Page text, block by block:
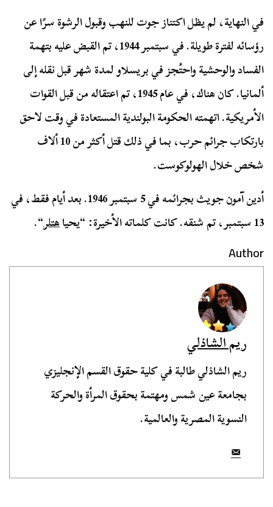
في النهاية، لم يظل اكتناز جوت للنهب وقبول الرشوة سرًا عن
رؤسائه لفترة طويلة. في سبتمبر 1944، تم القبض عليه بتهمة
الفساد والوحشية واحتُجز في بريسلاو لمدة شهر قبل نقله إلى
ألمانيا. كان هناك، في عام 1945، تم اعتقاله من قبل القوات
الأمريكية. اتهمته الحكومة البولندية المستعادة في وقت لاحق
بارتكاب جرائم حرب، بما في ذلك قتل أكثر من 10 ألاف
شخص خلال الهولوكوست.
أدين آمون جويث بجرائمه في 5 سبتمبر 1946. بعد أيام فقط، في
13 سبتمبر، تم شنقه. كانت كلماته الأخيرة: “يحيا
هتلر“.
Author
ريم الشاذلي
ريم الشاذلي طالبة في كلية حقوق القسم الإنجليزي
بجامعة عين شمس ومهتمة بحقوق المرأة والحركة
النسوية المصرية والعالمية.